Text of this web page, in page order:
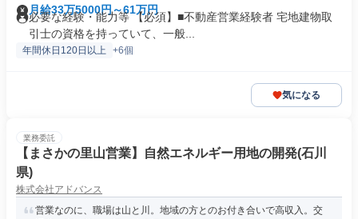
月給33万5000円～61万円
必要な経験・能力等 【必須】■不動産営業経験者 宅地建物取
引士の資格を持っていて、一般...
年間休日120日以上 +6個
気になる
業務委託
【まさかの里山営業】自然エネルギー用地の開発(石川
県)
株式会社アドバンス
営業なのに、職場は山と川。地域の方とのお付き合いで高収入。交